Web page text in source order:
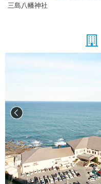
三島八幡神社